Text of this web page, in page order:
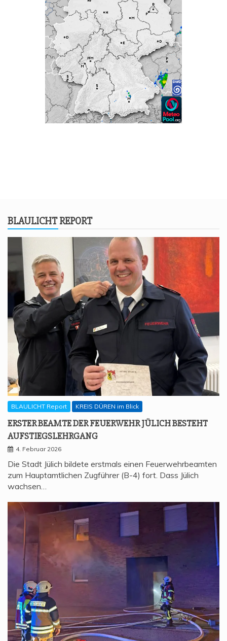
BLAU­LICHT REPORT
BLAULICHT Report KREIS DÜREN im Blick
ERS­TER BEAM­TE DER FEU­ER­WEHR JÜLICH BESTEHT
AUFSTIEGSLEHRGANG
4. Februar 2026
Die Stadt Jülich bildete erstmals einen Feuerwehrbeamten
zum Hauptamtlichen Zugführer (B-4) fort. Dass Jülich
wachsen…